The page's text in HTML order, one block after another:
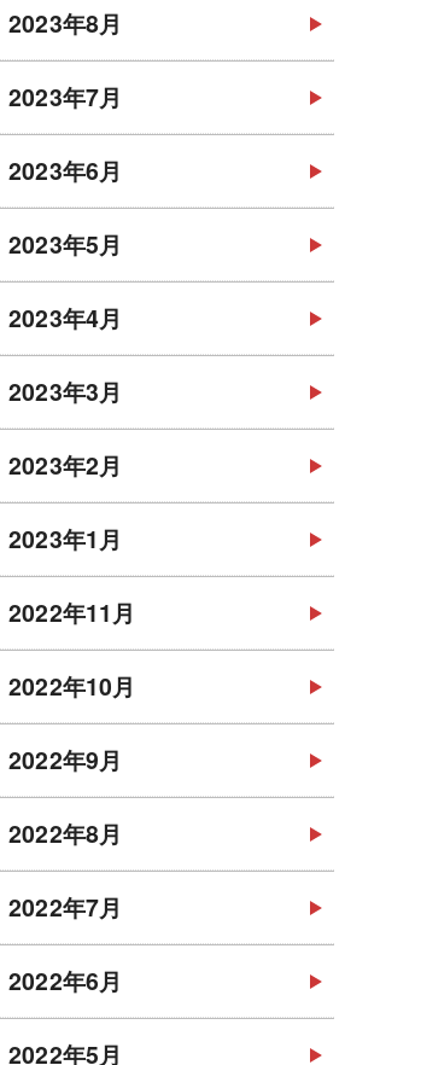
2023年8月
2023年7月
2023年6月
2023年5月
2023年4月
2023年3月
2023年2月
2023年1月
2022年11月
2022年10月
2022年9月
2022年8月
2022年7月
2022年6月
2022年5月